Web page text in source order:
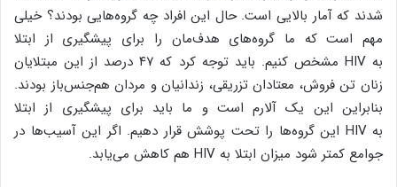
شدند که آمار بالایی است. حال این افراد چه گروه‌هایی بودند؟ خیلی
مهم است که ما گروه‌های هدف‌مان را برای پیشگیری از ابتلا
بهHIV
مشخص کنیم. باید توجه کرد که ۴۷ درصد از این مبتلایان
زنان تن فروش، معتادان تزریقی، زندانیان و مردان هم‌جنس‌باز بودند.
بنابراین این یک آلارم است و ما باید برای پیشگیری از ابتلا
بهHIV این گروه‌ها را تحت پوشش قرار دهیم. اگر این آسیب‌ها در
جوامع کمتر شود میزان ابتلا به HIV هم کاهش می‌یابد.